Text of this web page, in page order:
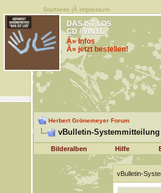
Startseite |Â Impressum
DAS IST LOS
CD / VINYL
Â» Infos
Â» jetzt bestellen!
Herbert Grönemeyer Forum
vBulletin-Systemmitteilung
Bilderalben Hilfe
vBulletin-